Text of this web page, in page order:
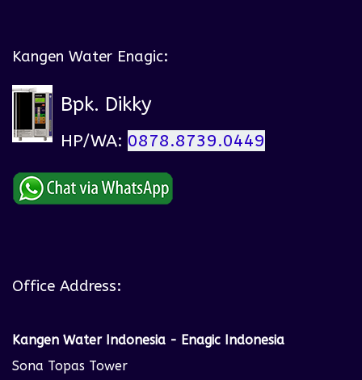
Kangen Water Enagic:
Bpk. Dikky
HP/WA: 0878.8739.0449
Office Address:
Kangen Water Indonesia - Enagic Indonesia
Sona Topas Tower